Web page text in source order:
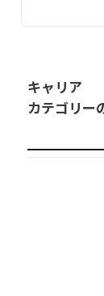
キャリア
カテゴリー